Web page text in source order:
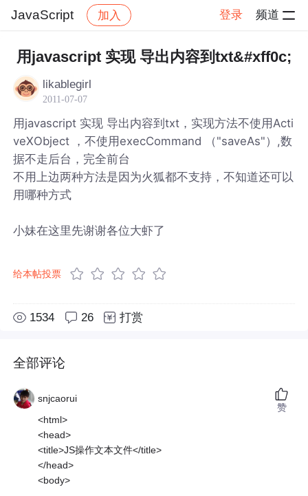
JavaScript 加入 登录 频道
社区 JavaScript 帖子详情
用javascript 实现 导出内容到txt&#xff0c;
likablegirl
2011-07-07
用javascript 实现 导出内容到txt，实现方法不使用Acti
veXObject ，不使用execCommand （"saveAs"）,数
据不走后台，完全前台
不用上边两种方法是因为火狐都不支持，不知道还可以
用哪种方式
小妹在这里先谢谢各位大虾了
给本帖投票
1534 26 打赏
全部评论
snjcaorui
<html>
<head>
<title>JS操作文本文件</title>
</head>
<body>
赞